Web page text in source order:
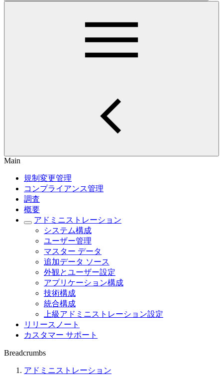
Main
規制変更管理
コンプライアンス管理
調査
概要
アドミニストレーション
システム構成
ユーザー管理
マスター データ
追加データ ソース
外観とユーザー設定
アプリケーション構成
技術構成
統合構成
上級アドミニストレーション設定
リリースノート
カスタマー サポート
Breadcrumbs
アドミニストレーション